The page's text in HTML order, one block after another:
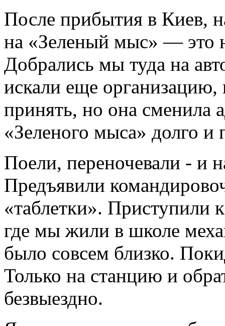
После прибытия в Киев,
на «Зеленый мыс» — это
Добрались мы туда на
искали еще организацию,
принять, но она сменила
«Зеленого мыса» долго и
Поели, переночевали - и
Предъявили
«таблетки». Приступили
где мы жили в школе
было совсем близко.
Только на станцию и
безвыездно.